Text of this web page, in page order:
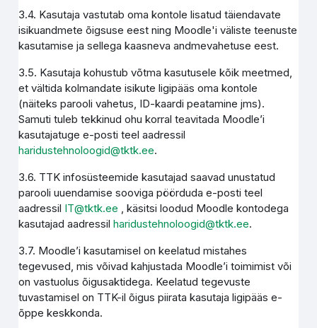
3.4. Kasutaja vastutab oma kontole lisatud täiendavate
isikuandmete õigsuse eest ning Moodle'i väliste teenuste
kasutamise ja sellega kaasneva andmevahetuse eest.
3.5. Kasutaja kohustub võtma kasutusele kõik meetmed,
et vältida kolmandate isikute ligipääs oma kontole
(näiteks parooli vahetus, ID-kaardi peatamine jms).
Samuti tuleb tekkinud ohu korral teavitada Moodle’i
kasutajatuge e-posti teel aadressil
haridustehnoloogid@tktk.ee.
3.6. TTK infosüsteemide kasutajad saavad unustatud
parooli uuendamise sooviga pöörduda e-posti teel
aadressil IT@tktk.ee , käsitsi loodud Moodle kontodega
kasutajad aadressilharidustehnoloogid@tktk.ee.
3.7. Moodle’i kasutamisel on keelatud mistahes
tegevused, mis võivad kahjustada Moodle’i toimimist või
on vastuolus õigusaktidega. Keelatud tegevuste
tuvastamisel on TTK-il õigus piirata kasutaja ligipääs e-
õppe keskkonda.